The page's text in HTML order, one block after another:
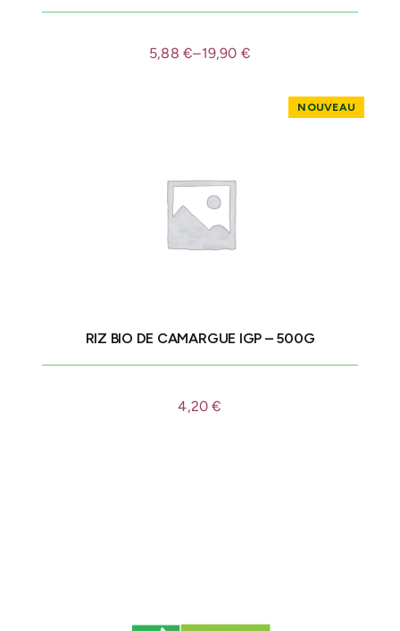
5,88 €–19,90 €
RIZ BIO DE CAMARGUE IGP – 500G
4,20€